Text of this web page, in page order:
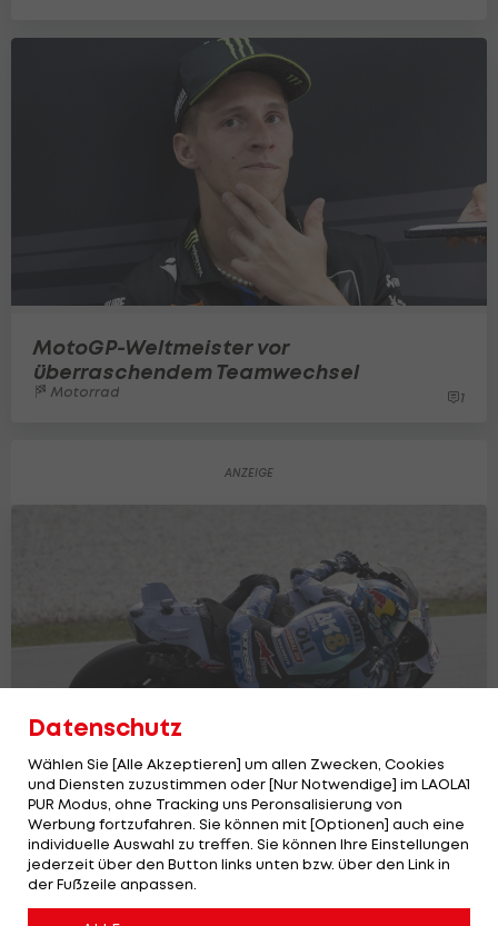
MotoGP-Weltmeister vor
überraschendem Teamwechsel
Motorrad 1
MotoGP: KTM-Pilot verpasst Sprint-Sieg
in Portimao nur knapp
Motorrad
Datenschutz
Wählen Sie [Alle Akzeptieren] um allen Zwecken, Cookies
und Diensten zuzustimmen oder [Nur Notwendige] im LAOLA1
PUR Modus, ohne Tracking uns Peronsalisierung von
Werbung fortzufahren. Sie können mit [Optionen] auch eine
individuelle Auswahl zu treffen. Sie können Ihre Einstellungen
jederzeit über den Button links unten bzw. über den Link in
der Fußzeile anpassen.